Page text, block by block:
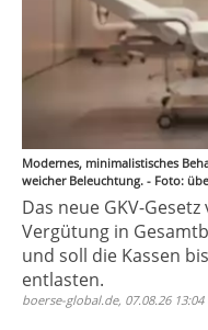
Modernes, minimalistisches
weicher Beleuchtung. - Foto:
Das neue GKV-
Vergütung in
und soll die Kassen
entlasten.
boerse-global.de, 07.08.26